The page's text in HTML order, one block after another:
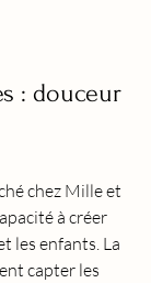
: douceur
chez Mille et
à créer
les enfants. La
capter les